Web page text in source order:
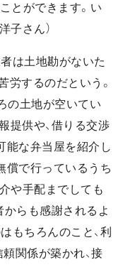
とができます。い
子さん）
は土地勘がないた
労するのだという。
の土地が空いてい
提供や、借りる交渉
能な弁当屋を紹介し
償で行っているうち
や手配までしても
からも感謝されるよ
もちろんのこと、利
関係が築かれ、接